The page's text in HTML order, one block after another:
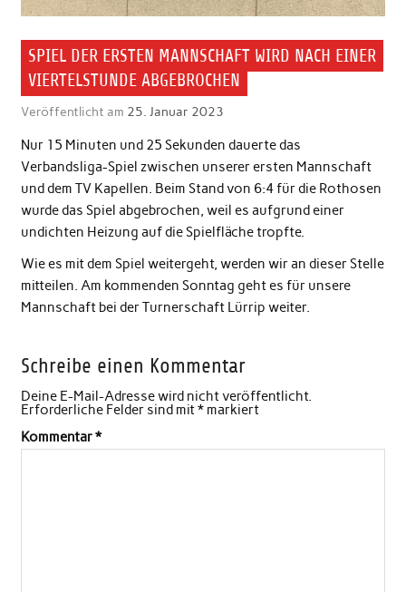
SPIEL DER ERSTEN MANNSCHAFT WIRD NACH EINER
VIERTELSTUNDE ABGEBROCHEN
Veröffentlicht am 25. Januar 2023
Nur 15 Minuten und 25 Sekunden dauerte das
Verbandsliga-Spiel zwischen unserer ersten Mannschaft
und dem TV Kapellen. Beim Stand von 6:4 für die Rothosen
wurde das Spiel abgebrochen, weil es aufgrund einer
undichten Heizung auf die Spielfläche tropfte.
Wie es mit dem Spiel weitergeht, werden wir an dieser Stelle
mitteilen. Am kommenden Sonntag geht es für unsere
Mannschaft bei der Turnerschaft Lürrip weiter.
Schreibe einen Kommentar
Deine E-Mail-Adresse wird nicht veröffentlicht.
Erforderliche Felder sind mit*markiert
Kommentar*